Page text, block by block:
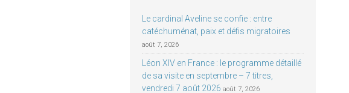
Le cardinal Aveline se confie : entre
catéchuménat, paix et défis migratoires
août 7, 2026
Léon XIV en France : le programme détaillé
de sa visite en septembre – 7 titres,
vendredi 7 août 2026 août 7, 2026